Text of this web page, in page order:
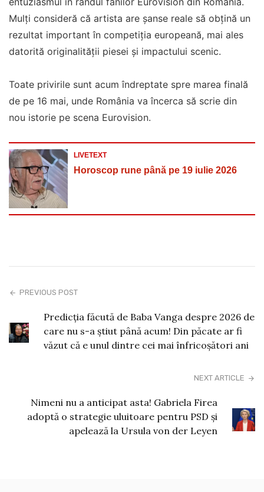
Mulți consideră că artista are șanse reale să obțină un
rezultat important în competiția europeană, mai ales
datorită originalității piesei și impactului scenic.
Toate privirile sunt acum îndreptate spre marea finală
de pe 16 mai, unde România va încerca să scrie din
nou istorie pe scena Eurovision.
LIVETEXT
Horoscop rune până pe 19 iulie 2026
PREVIOUS POST
Predicția făcută de Baba Vanga despre 2026 de
care nu s-a știut până acum! Din păcate ar fi
văzut că e unul dintre cei mai înfricoșători ani
NEXT ARTICLE
Nimeni nu a anticipat asta! Gabriela Firea
adoptă o strategie uluitoare pentru PSD și
apelează la Ursula von der Leyen